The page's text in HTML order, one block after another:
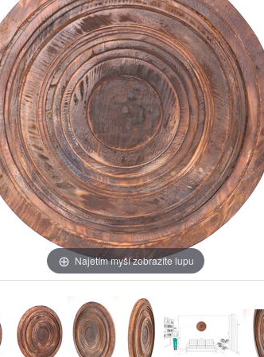
Najetím myší zobrazíte lupu